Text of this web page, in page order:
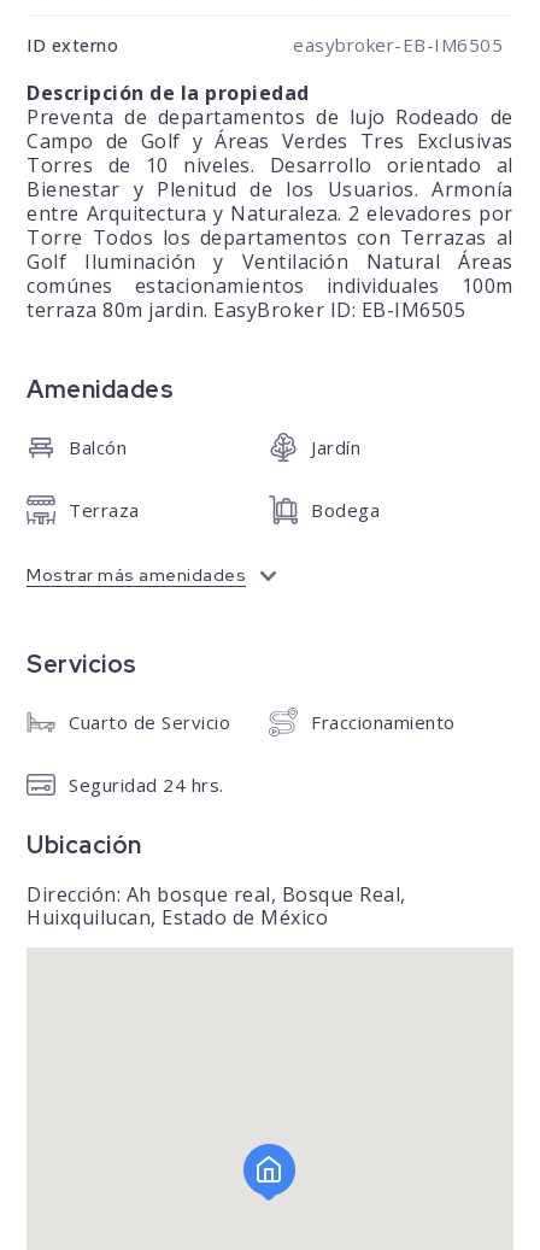
ID externo easybroker-EB-IM6505
Descripción de la propiedad
Preventa de departamentos de lujo Rodeado de
Campo de Golf y Áreas Verdes Tres Exclusivas
Torres de 10 niveles. Desarrollo orientado al
Bienestar y Plenitud de los Usuarios. Armonía
entre Arquitectura y Naturaleza. 2 elevadores por
Torre Todos los departamentos con Terrazas al
Golf Iluminación y Ventilación Natural Áreas
comúnes estacionamientos individuales 100m
terraza 80m jardin. EasyBroker ID: EB-IM6505
Amenidades
Balcón Jardín
Terraza Bodega
Mostrar más amenidades
Servicios
Cuarto de Servicio Fraccionamiento
Seguridad 24 hrs.
Ubicación
Dirección: Ah bosque real, Bosque Real,
Huixquilucan, Estado de México